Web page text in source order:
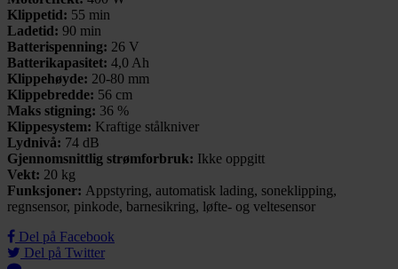
Klippetid: 55 min
Ladetid: 90 min
Batterispenning: 26 V
Batterikapasitet: 4,0 Ah
Klippehøyde: 20-80 mm
Klippebredde: 56 cm
Maks stigning: 36 %
Klippesystem: Kraftige stålkniver
Lydnivå: 74 dB
Gjennomsnittlig strømforbruk: Ikke oppgitt
Vekt: 20 kg
Funksjoner: Appstyring, automatisk lading, soneklipping,
regnsensor, pinkode, barnesikring, løfte- og veltesensor
Del på Facebook
Del på Twitter